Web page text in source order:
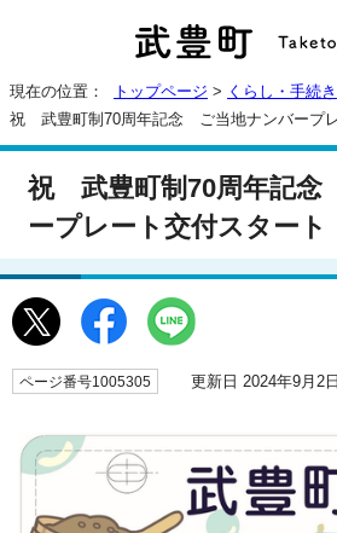
現在の位置： トップページ > くらし・手続き
祝 武豊町制70周年記念 ご当地ナンバープレ
祝 武豊町制70周年記
ープレート交付スタート
ページ番号1005305 更新日 2024年9月2日